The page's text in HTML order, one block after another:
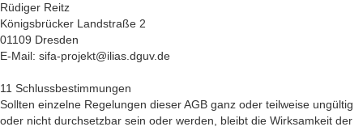
Rüdiger Reitz
Königsbrücker Landstraße 2
01109 Dresden
E-Mail: sifa-projekt@ilias.dguv.de
11 Schlussbestimmungen
Sollten einzelne Regelungen dieser AGB ganz oder teilweise ungültig
oder nicht durchsetzbar sein oder werden, bleibt die Wirksamkeit der